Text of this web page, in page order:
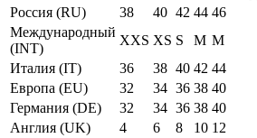
Россия (RU)
38 40 42 44 46
Международный
(INT)
XXS XS S M M
Италия (IT)
36 38 40 42 44
Европа (EU)
32 34 36 38 40
Германия (DE)
32 34 36 38 40
Англия (UK)
4 6 8 10 12